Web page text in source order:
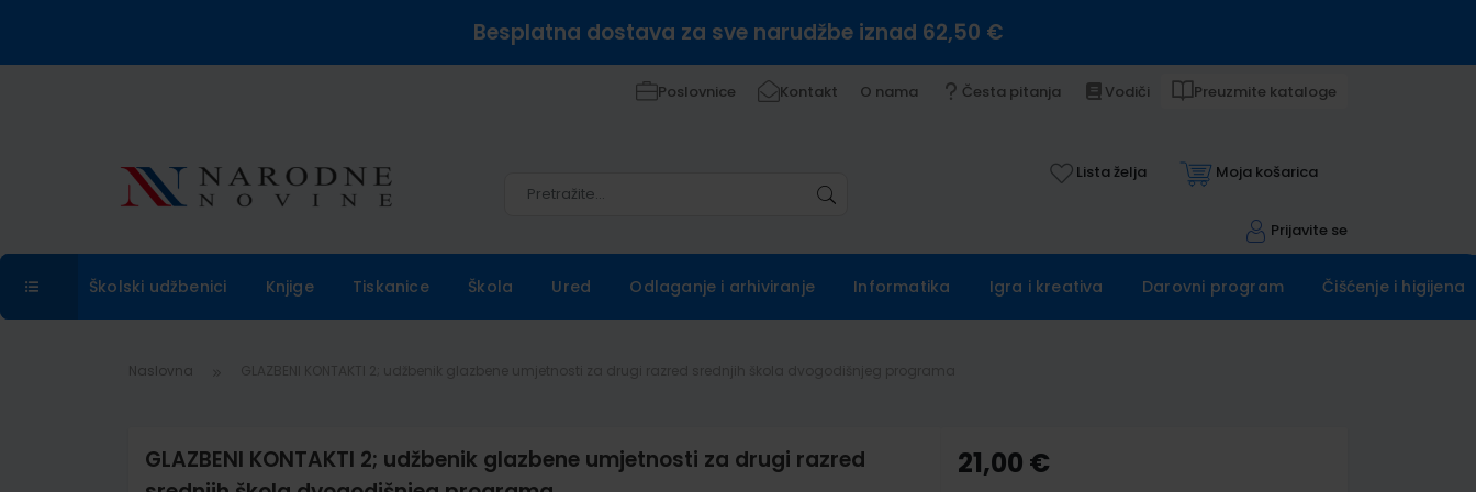
Besplatna dostava za sve narudžbe iznad 62,50 €
Poslovnice Kontakt O nama Česta pitanja Vodiči Preuzmite kataloge
Lista želja Moja košarica
Prijavite se
Školski udžbenici Knjige Tiskanice Škola Ured Odlaganje i arhiviranje Informatika Igra i kreativa Darovni program Čišćenje i higijena
Naslovna
GLAZBENI KONTAKTI 2; udžbenik glazbene umjetnosti za drugi razred
21,00 €